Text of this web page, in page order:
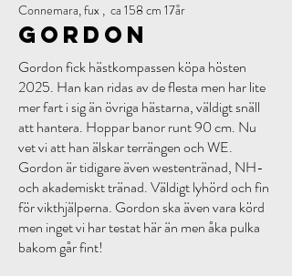
Connemara, fux , ca 158 cm 17år
Gordon
Gordon fick hästkompassen köpa hösten
2025. Han kan ridas av de flesta men har lite
mer fart i sig än övriga hästarna, väldigt snäll
att hantera. Hoppar banor runt 90 cm. Nu
vet vi att han älskar terrängen och WE.
Gordon är tidigare även westentränad, NH-
och akademiskt tränad. Väldigt lyhörd och fin
för vikthjälperna. Gordon ska även vara körd
men inget vi har testat här än men åka pulka
bakom går fint!